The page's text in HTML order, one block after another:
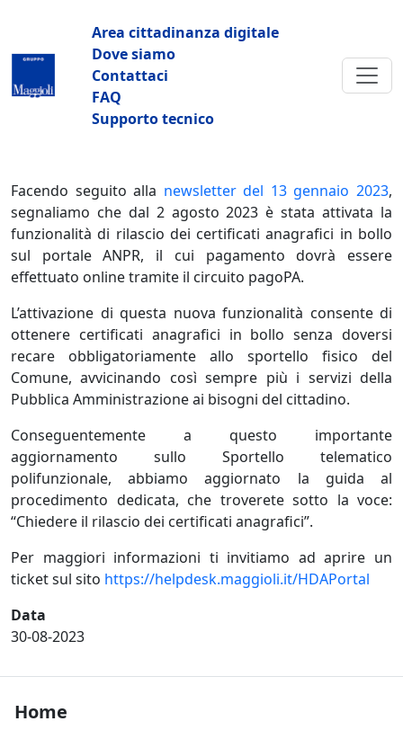
Navigazione principale
Area cittadinanza digitale
Dove siamo
Contattaci
FAQ
Supporto tecnico
Facendo seguito alla newsletter del 13 gennaio 2023,
segnaliamo che dal 2 agosto 2023 è stata attivata la
funzionalità di rilascio dei certificati anagrafici in bollo
sul portale ANPR, il cui pagamento dovrà essere
effettuato online tramite il circuito pagoPA.
L’attivazione di questa nuova funzionalità consente di
ottenere certificati anagrafici in bollo senza doversi
recare obbligatoriamente allo sportello fisico del
Comune, avvicinando così sempre più i servizi della
Pubblica Amministrazione ai bisogni del cittadino.
Conseguentemente a questo importante
aggiornamento sullo Sportello telematico
polifunzionale, abbiamo aggiornato la guida al
procedimento dedicata, che troverete sotto la voce:
“Chiedere il rilascio dei certificati anagrafici”.
Per maggiori informazioni ti invitiamo ad aprire un
ticket sul sito https://helpdesk.maggioli.it/HDAPortal
Data
30-08-2023
Footer Home
Home